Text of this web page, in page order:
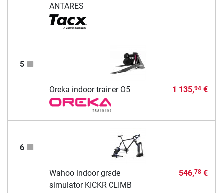
ANTARES
5
Oreka indoor trainer O5 1 135,94€
6
Wahoo indoor grade
simulator KICKR CLIMB
546,78€